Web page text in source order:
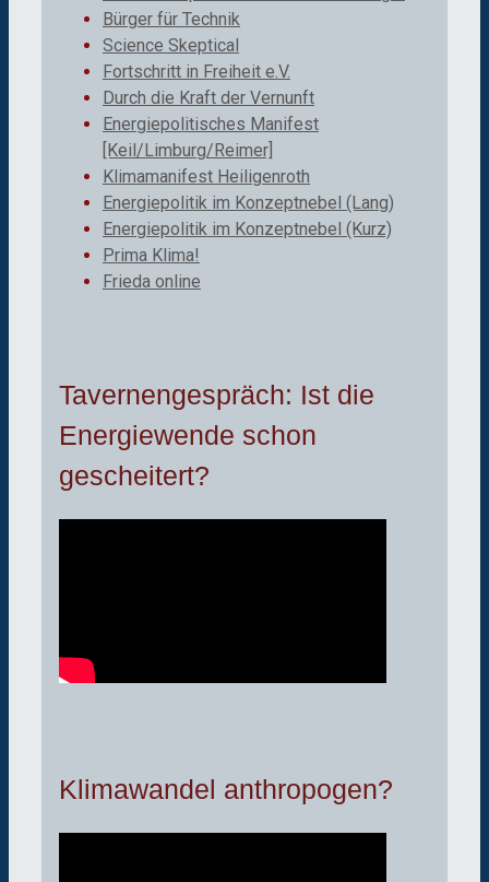
Bürger für Technik
Science Skeptical
Fortschritt in Freiheit e.V.
Durch die Kraft der Vernunft
Energiepolitisches Manifest
[Keil/Limburg/Reimer]
Klimamanifest Heiligenroth
Energiepolitik im Konzeptnebel (Lang)
Energiepolitik im Konzeptnebel (Kurz)
Prima Klima!
Frieda online
Tavernengespräch: Ist die
Energiewende schon
gescheitert?
Klimawandel anthropogen?